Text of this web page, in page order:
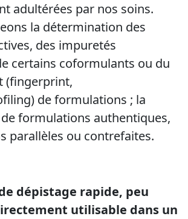
adultérées par nos soins.
la détermination des
des impuretés
certains coformulants ou du
(fingerprint,
de formulations ; la
formulations authentiques,
parallèles ou contrefaites.
dépistage rapide, peu
utilisable dans un